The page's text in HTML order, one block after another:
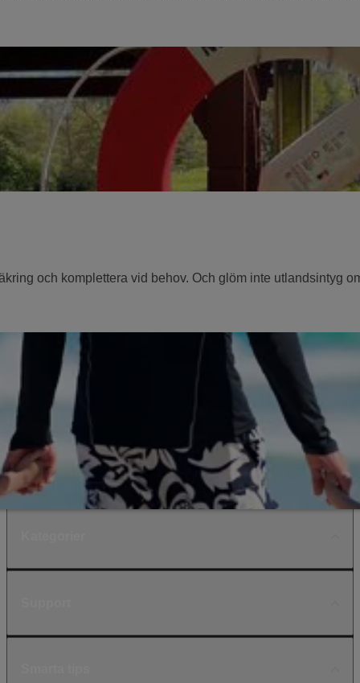
och komplettera vid behov. Och glöm inte utlandsintyg